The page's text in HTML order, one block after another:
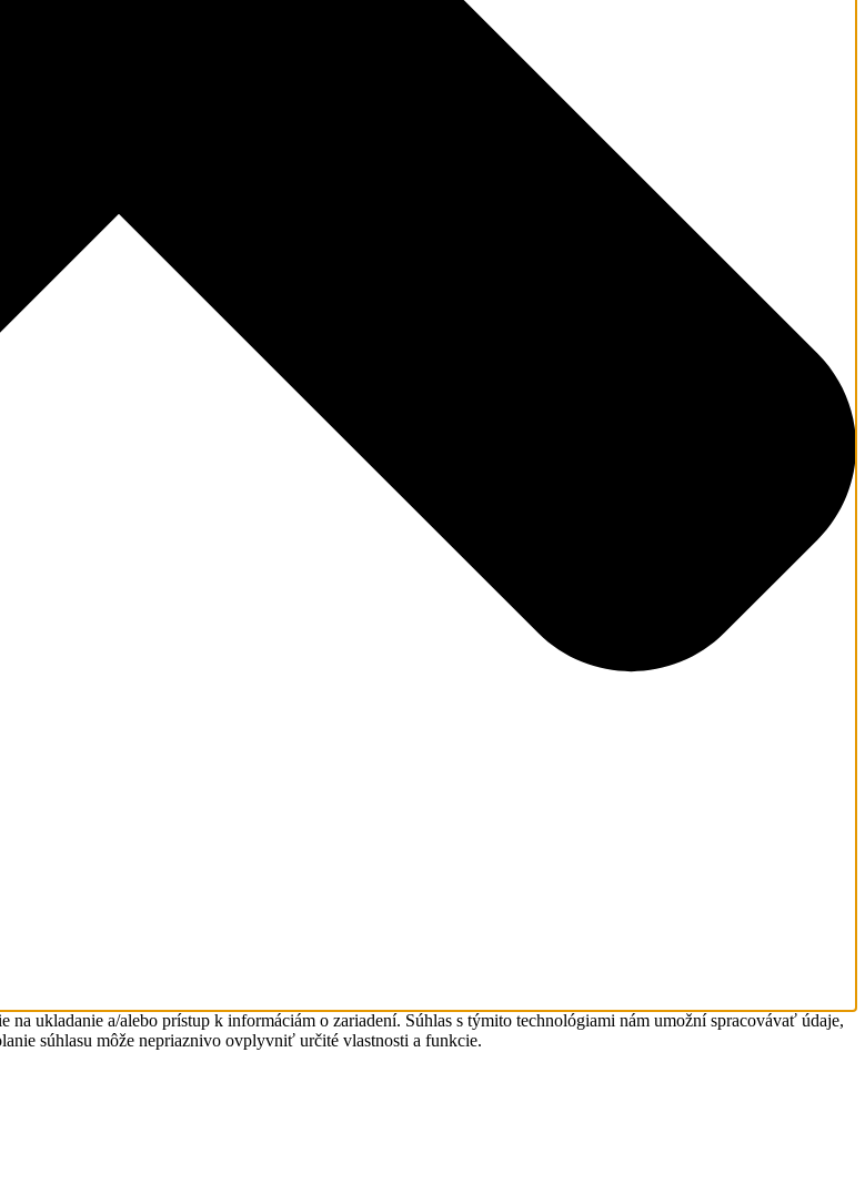
ukladanie a/alebo prístup k informáciám o zariadení. Súhlas s týmito technológiami nám umožní spracovávať údaje,
súhlasu môže nepriaznivo ovplyvniť určité vlastnosti a funkcie.